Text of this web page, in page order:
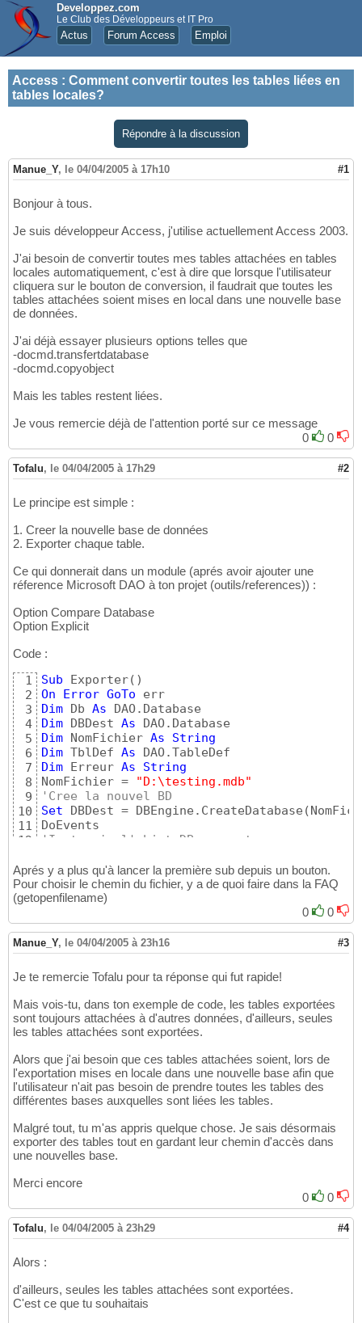
Developpez.com
Le Club des Développeurs et IT Pro
Actus Forum Access Emploi
Access : Comment convertir toutes les tables liées en
tables locales?
Répondre à la discussion
Manue_Y, le 04/04/2005 à 17h10 #1
Bonjour à tous.
Je suis développeur Access, j'utilise actuellement Access 2003.
J'ai besoin de convertir toutes mes tables attachées en tables
locales automatiquement, c'est à dire que lorsque l'utilisateur
cliquera sur le bouton de conversion, il faudrait que toutes les
tables attachées soient mises en local dans une nouvelle base
de données.
J'ai déjà essayer plusieurs options telles que
-docmd.transfertdatabase
-docmd.copyobject
Mais les tables restent liées.
Je vous remercie déjà de l'attention porté sur ce message
0
0
Tofalu, le 04/04/2005 à 17h29 #2
Le principe est simple :
1. Creer la nouvelle base de données
2. Exporter chaque table.
Ce qui donnerait dans un module (aprés avoir ajouter une
réference Microsoft DAO à ton projet (outils/references)) :
Option Compare Database
Option Explicit
Code :
1
2
3
4
5
6
7
8
9
10
11
12
14
15
16
18
19
20
21
23
24
25
27
28
29
30
32
33
34
35
36
38
39
Sub Exporter( )
On
Error GoTo
Dim Db As
Dim DBDest As
Dim NomFichier As
String
Dim TblDef As
Dim Erreur As
String
NomFichier =
"D:\testing.mdb"
'Cree la nouvel BD
Set DBDest = DBEngine.CreateDatabase (
'Instancie l'objet DB courant
'Parcours les tables
For Each TblDef In Db.TableDefs
'si la table est attachée
dbAttachedTable
  export TblDef.Name, NomFichier, Erreur
End If
Next
Erreur =
Then
MsgBox "fini"
Else
MsgBox "Les tables suivantes n'ont pas été
End If
Select Case err.Number
Case
3204: MsgBox "Le fichier existe déjà"
Case Else: MsgBox "Une erreur inconue est
End Sub
Sub export(
DoCmd.TransferDatabase acExport,
"Microsoft
err:
Aprés y a plus qu'à lancer la première sub depuis un bouton.
Pour choisir le chemin du fichier, y a de quoi faire dans la FAQ
(getopenfilename)
0
0
Manue_Y, le 04/04/2005 à 23h16 #3
Je te remercie Tofalu pour ta réponse qui fut rapide!
Mais vois-tu, dans ton exemple de code, les tables exportées
sont toujours attachées à d'autres données, d'ailleurs, seules
les tables attachées sont exportées.
Alors que j'ai besoin que ces tables attachées soient, lors de
l'exportation mises en locale dans une nouvelle base afin que
l'utilisateur n'ait pas besoin de prendre toutes les tables des
différentes bases auxquelles sont liées les tables.
Malgré tout, tu m'as appris quelque chose. Je sais désormais
exporter des tables tout en gardant leur chemin d'accès dans
une nouvelles base.
Merci encore
0
0
Tofalu, le 04/04/2005 à 23h29 #4
Alors :
d'ailleurs, seules les tables attachées sont exportées.
C'est ce que tu souhaitais